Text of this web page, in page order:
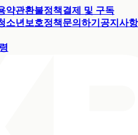
약관환불정책결제 및 구독
소년보호정책문의하기 공지사항